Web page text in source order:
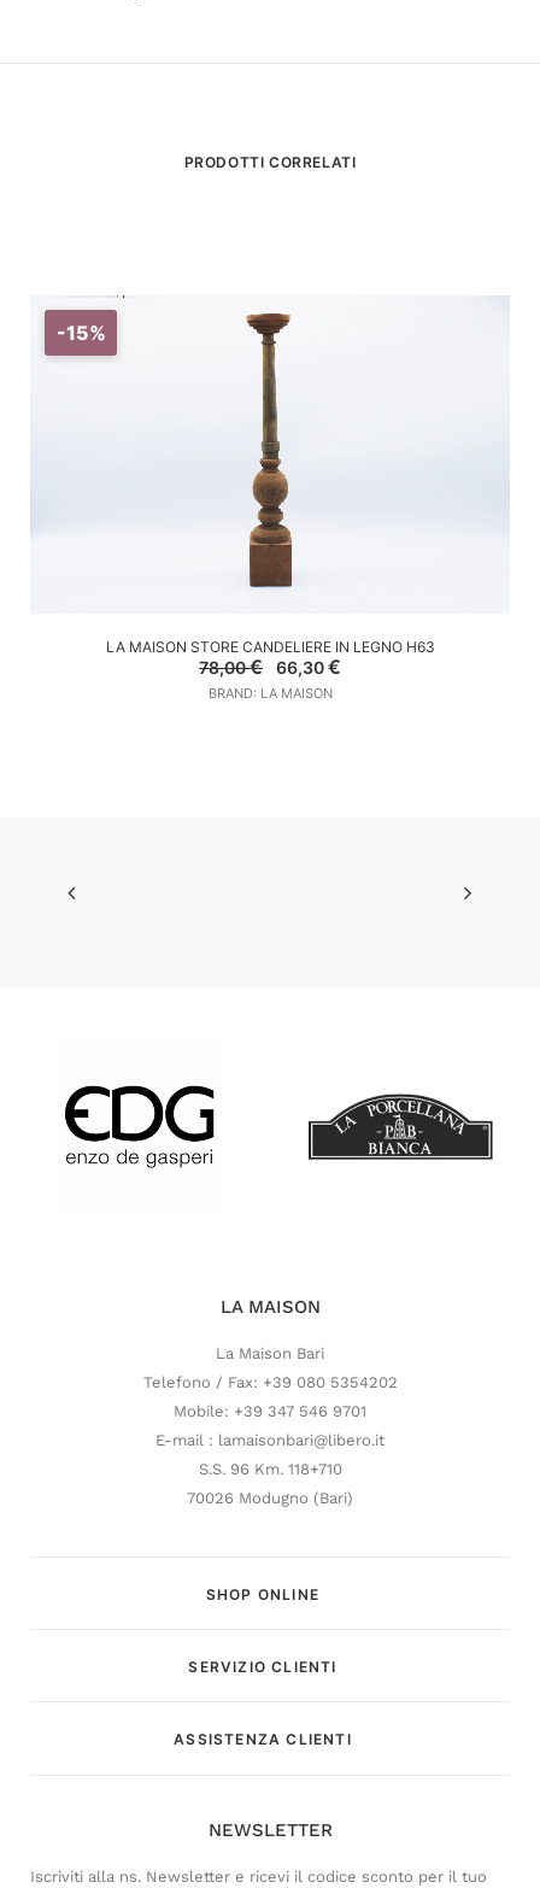
PRODOTTI CORRELATI
-15%
AGGIUNGI AL CARRELLO
LA MAISON STORE CANDELIERE IN LEGNO H63
78,00€
Il
prezzo
originale
66,30€Il
BRAND: LA MAISON
LA MAISON
La Maison Bari
Telefono / Fax: +39 080 5354202
Mobile: +39 347 546 9701
E-mail : lamaisonbari@libero.it
S.S. 96 Km. 118+710
70026 Modugno (Bari)
SHOP ONLINE
SERVIZIO CLIENTI
ASSISTENZA CLIENTI
NEWSLETTER
Iscriviti alla ns. Newsletter e ricevi il codice sconto per il tuo
Customer Service